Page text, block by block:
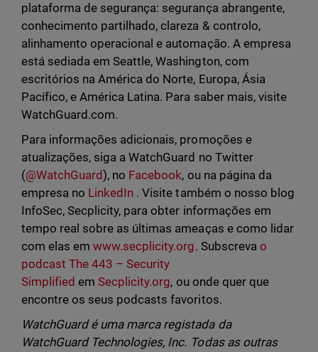
plataforma de segurança: segurança abrangente,
conhecimento partilhado, clareza & controlo,
alinhamento operacional e automação. A empresa
está sediada em Seattle, Washington, com
escritórios na América do Norte, Europa, Ásia
Pacífico, e América Latina. Para saber mais, visite
WatchGuard.com.
Para informações adicionais, promoções e
atualizações, siga a WatchGuard no Twitter
(@WatchGuard), no Facebook, ou na página da
empresa no LinkedIn . Visite também o nosso blog
InfoSec, Secplicity, para obter informações em
tempo real sobre as últimas ameaças e como lidar
com elas emwww.secplicity.org. Subscreva o
podcast The 443 – Security
Simplified emSecplicity.org, ou onde quer que
encontre os seus podcasts favoritos.
WatchGuard é uma marca registada da
WatchGuard Technologies, Inc. Todas as outras